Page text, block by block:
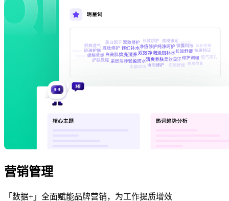
营销管理
「数据+」全面赋能品牌营销，为工作提质增效